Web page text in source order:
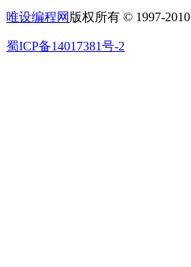
唯设编程网 版权所有 © 1997-2010
蜀ICP备14017381号-2